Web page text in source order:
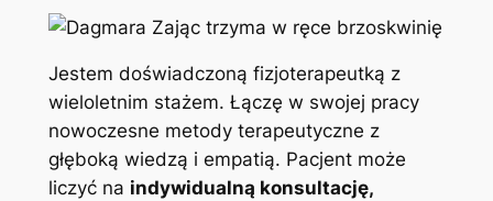
Jestem doświadczoną fizjoterapeutką z
wieloletnim stażem. Łączę w swojej pracy
nowoczesne metody terapeutyczne z
głęboką wiedzą i empatią. Pacjent może
liczyć na indywidualną konsultację,